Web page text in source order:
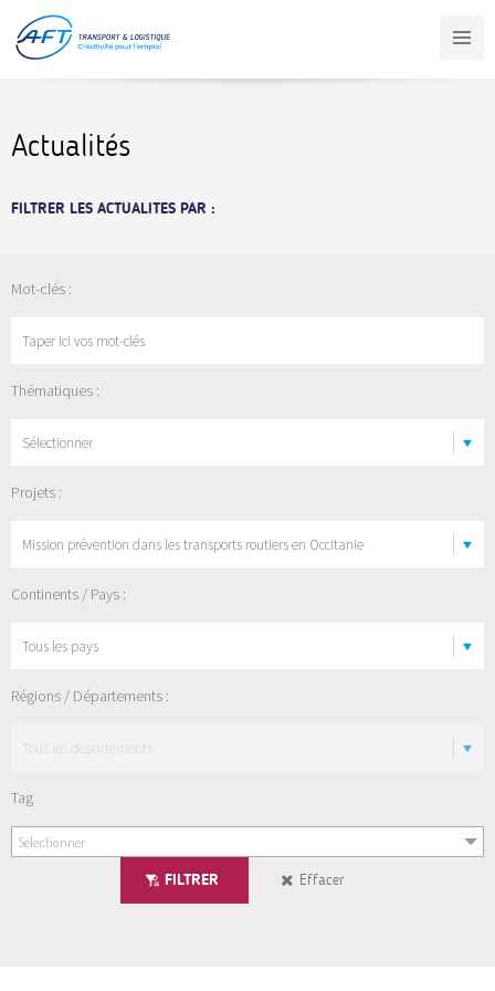
contenu
principal
Actualités
FILTRER LES ACTUALITES PAR :
Mot-clés :
Thématiques :
Sélectionner
Projets :
Continents / Pays :
Régions / Départements :
Tag
Sélectionner
FILTRER Effacer